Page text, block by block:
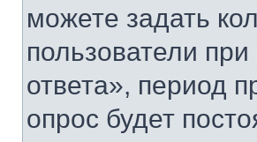
можете задать
пользователи
ответа», период
опрос будет